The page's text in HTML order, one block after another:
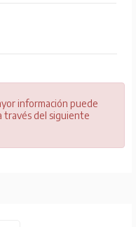
información puede
través del siguiente